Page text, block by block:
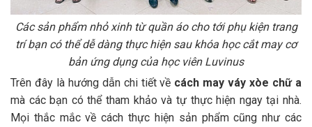
Các sản phẩm nhỏ xinh từ quần áo cho tới phụ kiện trang
trí bạn có thể dễ dàng thực hiện sau khóa học cắt may cơ
bản ứng dụng của học viên Luvinus
Trên đây là hướng dẫn chi tiết về cách may váy xòe chữ a
mà các bạn có thể tham khảo và tự thực hiện ngay tại nhà.
Mọi thắc mắc về cách thực hiện sản phẩm cũng như các